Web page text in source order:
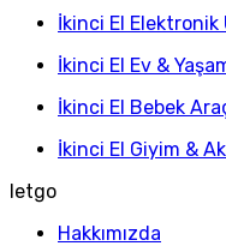
İkinci El Elektronik
İkinci El Ev &
İkinci El Bebek
İkinci El Giyim &
letgo
Hakkımızda